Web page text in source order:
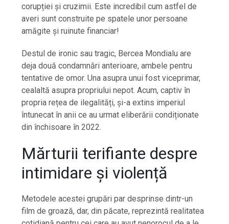
corupției și cruzimii. Este incredibil cum astfel de
averi sunt construite pe spatele unor persoane
amăgite și ruinute financiar!
Destul de ironic sau tragic, Bercea Mondialu are
deja două condamnări anterioare, ambele pentru
tentative de omor. Una asupra unui fost viceprimar,
cealaltă asupra propriului nepot. Acum, captiv în
propria rețea de ilegalități, și-a extins imperiul
întunecat în anii ce au urmat eliberării condiționate
din închisoare în 2022.
Mărturii terifiante despre
intimidare și violență
Metodele acestei grupări par desprinse dintr-un
film de groază, dar, din păcate, reprezintă realitatea